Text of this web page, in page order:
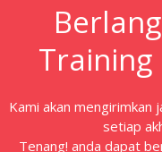
Kami akan
setiap
Tenang! anda dapat